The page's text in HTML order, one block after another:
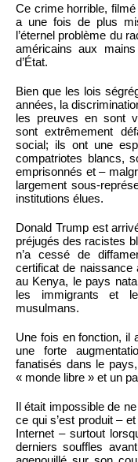
Ce crime horrible, filmé
a une fois de plus
l’éternel problème du
américains aux
d’État.
Bien que les lois
années, la
les preuves en sont
sont extrêmement
social; ils ont une
compatriotes blancs,
emprisonnés et –
largement sous-
institutions élues.
Donald Trump est
préjugés des racistes
n’a cessé de
certificat de naissance
au Kenya, le pays
les immigrants et
musulmans.
Une fois en fonction, il
une forte
fanatisés dans le
« monde libre » et un
Il était impossible de
ce qui s’est produit –
Internet – surtout
derniers souffles